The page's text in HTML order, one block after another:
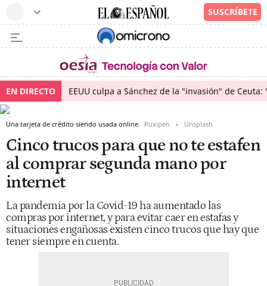
EN DIRECTO EEUU culpa a Sánchez de la "invasión" de
Una tarjeta de crédito siendo usada online. Ruxipen Unsplash
Cinco trucos para que no te estafen
al comprar segunda mano por
internet
La pandemia por la Covid-19 ha aumentado las
compras por internet, y para evitar caer en estafas y
situaciones engañosas existen cinco trucos que hay que
tener siempre en cuenta.